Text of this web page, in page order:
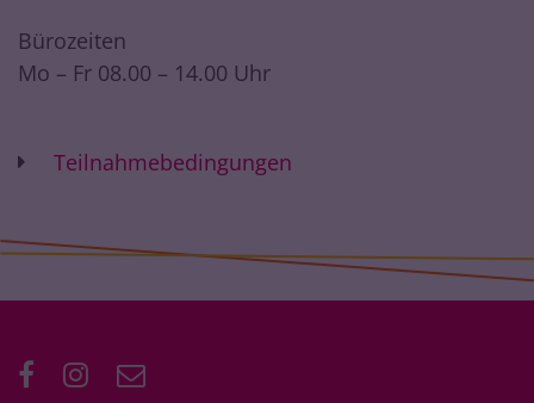
Bürozeiten
Mo – Fr 08.00 – 14.00 Uhr
Teilnahmebedingungen